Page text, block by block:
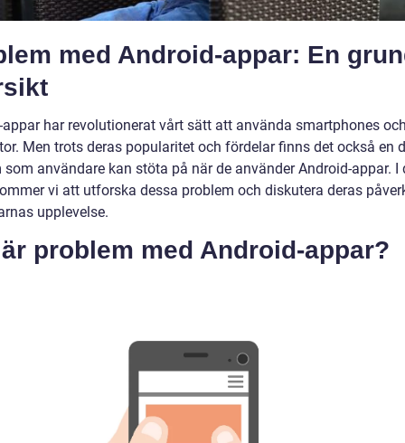
med Android-appar: En
appar har revolutionerat vårt sätt att använda smartphones
Men trots deras popularitet och fördelar finns det också en
som användare kan stöta på när de använder Android-appar. I
vi att utforska dessa problem och diskutera deras
upplevelse.
problem med Android-appar?